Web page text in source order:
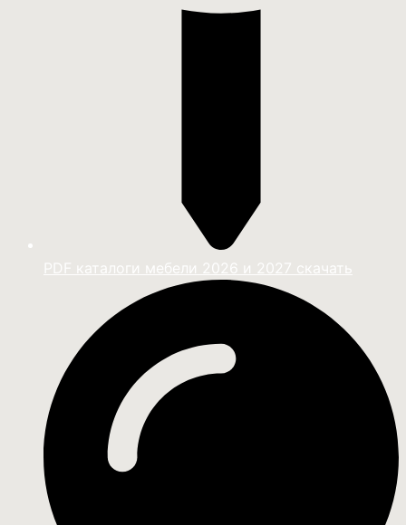
PDF каталоги мебели 2026 и 2027 скачать